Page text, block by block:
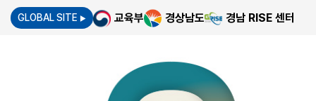
GLOBAL SITE ▶ 교육부 경상남도 경남 RISE 센터